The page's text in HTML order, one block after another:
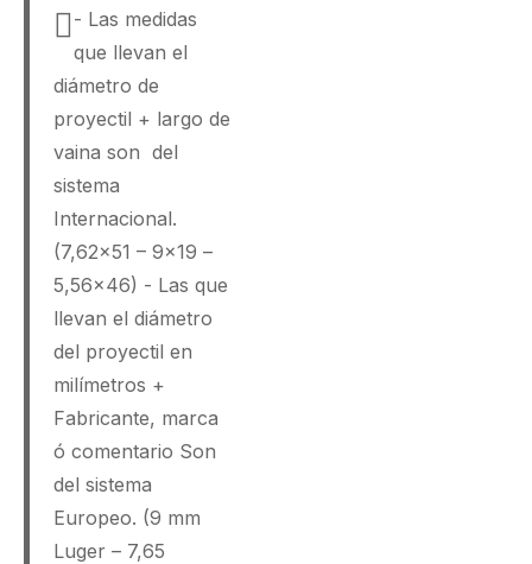
- Las medidas
que llevan el
diámetro de
proyectil + largo de
vaina son del
sistema
Internacional.
(7,62x51 – 9x19 –
5,56x46) - Las que
llevan el diámetro
del proyectil en
milímetros +
Fabricante, marca
ó comentario Son
del sistema
Europeo. (9 mm
Luger – 7,65